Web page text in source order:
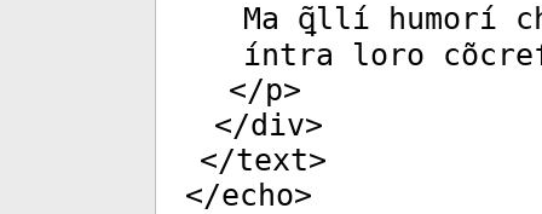
Ma ꝗ̃llí humorí
íntra loro
</p>
</div>
</text>
</echo>